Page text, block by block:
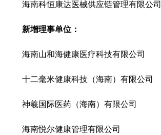
海南科恒康达医械供应链管理有限公司
新增理事单位：
海南山和海健康医疗科技有限公司
十二毫米健康科技（海南）有限公司
神羲国际医药（海南）有限公司
海南悦尔健康管理有限公司